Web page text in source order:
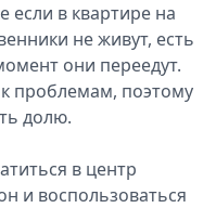
если в квартире на
не живут, есть
они переедут.
проблемам, поэтому
долю.
в центр
и воспользоваться